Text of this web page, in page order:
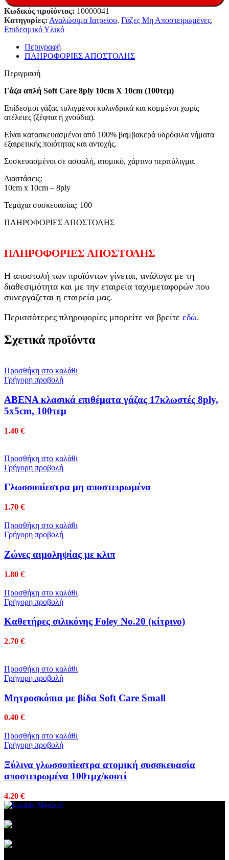
Κωδικός προϊόντος: 10000041
Κατηγορίες: Αναλώσιμα Ιατρείου, Γάζες Μη Αποστειρωμένες,
Επιδεσμικό Υλικό
Περιγραφή
ΠΛΗΡΟΦΟΡΙΕΣ ΑΠΟΣΤΟΛΗΣ
Περιγραφή
Γάζα απλή Soft Care 8ply 10cm X 10cm (100τεμ)
Επίδεσμοι γάζας τυλιγμένοι κυλινδρικά και κομμένοι χωρίς
ατέλειες (ξέφτια ή χνούδια).
Είναι κατασκευασμένοι από 100% βαμβακερά υδρόφιλα νήματα
εξαιρετικής ποιότητας και αντοχής.
Συσκευασμένοι σε ασφαλή, ατομικό, χάρτινο περιτύλιγμα.
Διαστάσεις:
10cm x 10cm – 8ply
Τεμάχια συσκευασίας: 100
ΠΛΗΡΟΦΟΡΙΕΣ ΑΠΟΣΤΟΛΗΣ
ΠΛΗΡΟΦΟΡΙΕΣ ΑΠΟΣΤΟΛΗΣ
Η αποστολή των προϊόντων γίνεται, ανάλογα με τη
διαθεσιμότητα και με την εταιρεία ταχυμεταφορών που
συνεργάζεται η εταιρεία μας.
Περισσότερες πληροφορίες μπορείτε να βρείτε εδώ.
Σχετικά προϊόντα
Προσθήκη στο καλάθι
Γρήγορη προβολή
ABENA κλασικά επιθέματα γάζας 17κλωστές 8ply,
5x5cm, 100τεμ
1.40 €
Προσθήκη στο καλάθι
Γρήγορη προβολή
Γλωσσοπίεστρα μη αποστειρωμένα
1.70 €
Προσθήκη στο καλάθι
Γρήγορη προβολή
Ζώνες αιμοληψίας με κλιπ
1.80 €
Προσθήκη στο καλάθι
Γρήγορη προβολή
Καθετήρες σιλικόνης Foley No.20 (κίτρινο)
2.70 €
Προσθήκη στο καλάθι
Γρήγορη προβολή
Μητροσκόπια με βίδα Soft Care Small
0.40 €
Προσθήκη στο καλάθι
Γρήγορη προβολή
Ξύλινα γλωσσοπίεστρα ατομική συσσκευασία
αποστειρωμένα 100τμχ/κουτί
4.20 €